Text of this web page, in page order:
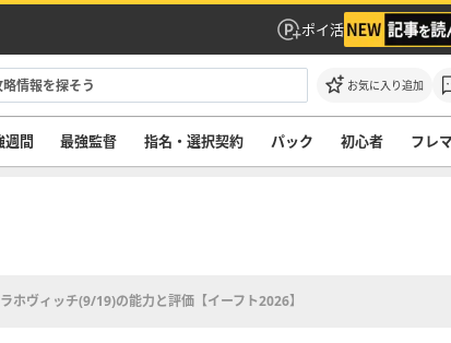
ポイ活
お気に入り追加
週間 最強監督 指名・選択契約 パック 初心者 フレ
ホヴィッチ(9/19)の能力と評価【イーフト2026】